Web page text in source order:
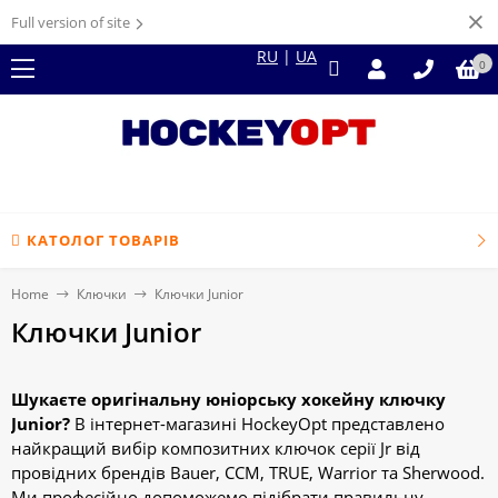
Full version of site
RU | UA 0
КАТОЛОГ ТОВАРІВ
Home Ключки Ключки Junior
Ключки Junior
Шукаєте оригінальну юніорську хокейну ключку
Junior? В інтернет-магазині HockeyOpt представлено
найкращий вибір композитних ключок серії Jr від
провідних брендів Bauer, CCM, TRUE, Warrior та Sherwood.